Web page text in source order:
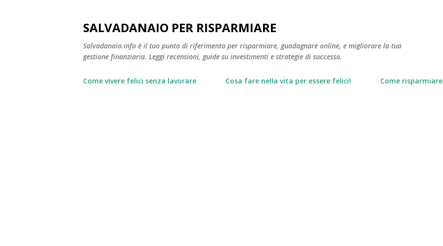
SALVADANAIO PER RISPARMIARE
Salvadanaio.info è il tuo punto di riferimento per risparmiare, guadagnare online, e migliorare la tua
gestione finanziaria. Leggi recensioni, guide su investimenti e strategie di successo.
Come vivere felici senza lavorare Cosa fare nella vita per essere felici! Come